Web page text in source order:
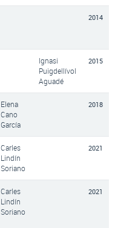
2014
Ignasi
Puigdellívol
Aguadé
2015
Elena
Cano
García
2018
Carles
Lindín
Soriano
2021
Carles
Lindín
Soriano
2021